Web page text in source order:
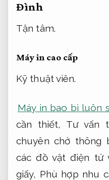
Đình
Tận tâm.
Máy in cao cấp
Kỹ thuật viên.
Máy in bao bì luôn
cần thiết, Tư vấn
chuyên chở thông
các đồ vật điện tử
giấy, Phù hợp nhu